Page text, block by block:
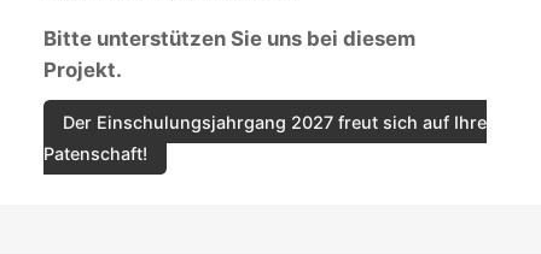
Bitte unterstützen Sie uns bei diesem
Projekt.
Der Einschulungsjahrgang 2027 freut sich auf Ihre
Patenschaft!